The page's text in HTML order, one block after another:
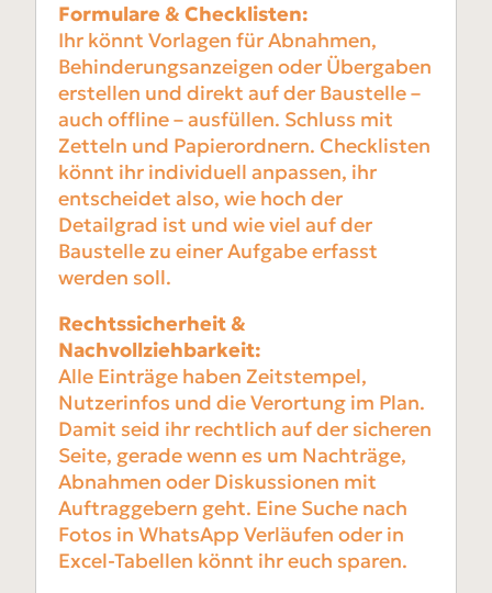
Formulare & Checklisten:
Ihr könnt Vorlagen für Abnahmen,
Behinderungsanzeigen oder Übergaben
erstellen und direkt auf der Baustelle –
auch offline – ausfüllen. Schluss mit
Zetteln und Papierordnern. Checklisten
könnt ihr individuell anpassen, ihr
entscheidet also, wie hoch der
Detailgrad ist und wie viel auf der
Baustelle zu einer Aufgabe erfasst
werden soll.
Rechtssicherheit &
Nachvollziehbarkeit:
Alle Einträge haben Zeitstempel,
Nutzerinfos und die Verortung im Plan.
Damit seid ihr rechtlich auf der sicheren
Seite, gerade wenn es um Nachträge,
Abnahmen oder Diskussionen mit
Auftraggebern geht. Eine Suche nach
Fotos in WhatsApp Verläufen oder in
Excel-Tabellen könnt ihr euch sparen.